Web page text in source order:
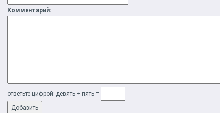
Комментарий:
ответьте цифрой: дeвять + пять =